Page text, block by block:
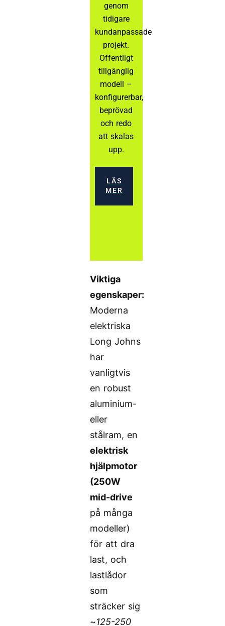
genom
tidigare
kundanpassade
projekt.
Offentligt
tillgänglig
modell –
konfigurerbar,
beprövad
och redo
att skalas
upp.
LÄS
MER
Viktiga
egenskaper:
Moderna
elektriska
Long Johns
har
vanligtvis
en robust
aluminium-
eller
stålram, en
elektrisk
hjälpmotor
(250W
mid-drive
på många
modeller)
för att dra
last, och
lastlådor
som
sträcker sig
~125-250